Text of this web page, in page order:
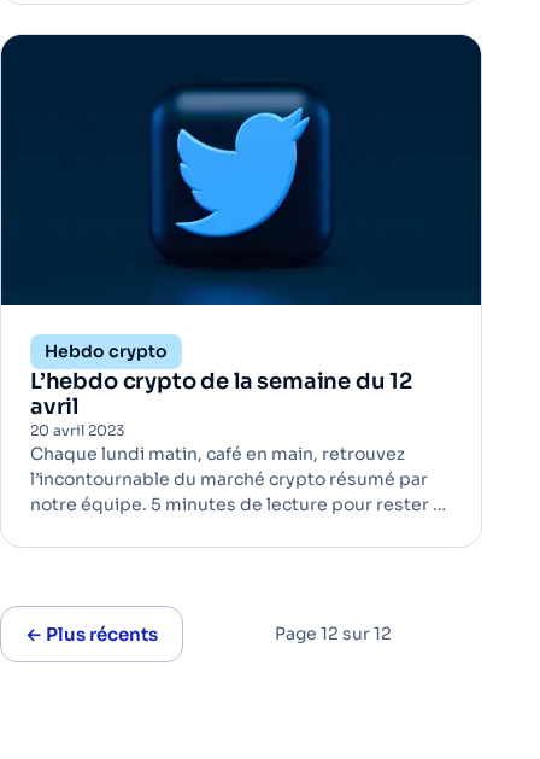
semaine est chargée.
Hebdo crypto
L’hebdo crypto de la semaine du 12
avril
20 avril 2023
Chaque lundi matin, café en main, retrouvez
l’incontournable du marché crypto résumé par
notre équipe. 5 minutes de lecture pour rester à
La mise à jour du nom de Shapella s’est passée
← Plus récents Page 12 sur 12